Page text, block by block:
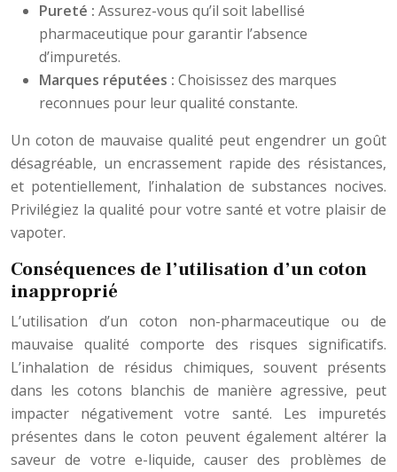
Pureté : Assurez-vous qu’il soit labellisé
pharmaceutique pour garantir l’absence
d’impuretés.
Marques réputées : Choisissez des marques
reconnues pour leur qualité constante.
Un coton de mauvaise qualité peut engendrer un goût
désagréable, un encrassement rapide des résistances,
et potentiellement, l’inhalation de substances nocives.
Privilégiez la qualité pour votre santé et votre plaisir de
vapoter.
Conséquences de l’utilisation d’un coton
inapproprié
L’utilisation d’un coton non-pharmaceutique ou de
mauvaise qualité comporte des risques significatifs.
L’inhalation de résidus chimiques, souvent présents
dans les cotons blanchis de manière agressive, peut
impacter négativement votre santé. Les impuretés
présentes dans le coton peuvent également altérer la
saveur de votre e-liquide, causer des problèmes de